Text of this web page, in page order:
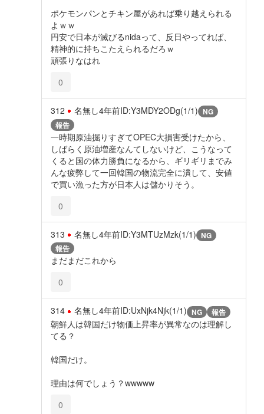
ポケモンパンとチキン屋があれば乗り越えられる
よｗｗ
円安で日本が滅びるnidaって、反日やってれば、
精神的に持ちこたえられるだろｗ
頑張りなはれ
0
312 名無し4年前ID:Y3MDY2ODg(1/1) NG
報告
一時期原油掘りすぎてOPEC大損害受けたから、
しばらく原油増産なんてしないけど、こうなって
くると国の体力勝負になるから、ギリギリまでみ
んな疲弊して一回韓国の物流完全に潰して、安値
で買い漁った方が日本人は儲かりそう。
0
313 名無し4年前ID:Y3MTUzMzk(1/1) NG
報告
まだまだこれから
0
314 名無し4年前ID:UxNjk4Njk(1/1) NG 報告
朝鮮人は韓国だけ物価上昇率が異常なのは理解し
てる？
韓国だけ。
理由は何でしょう？wwwww
0